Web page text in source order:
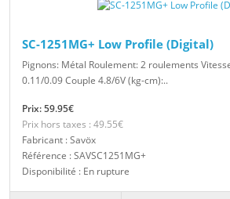
SC-1251MG+ Low Profile (Digital)
Pignons: Métal Roulement: 2 roulements
0.11/0.09 Couple 4.8/6V (kg-cm):..
Prix: 59.95€
Prix hors taxes : 49.55€
Fabricant : Savöx
Référence : SAVSC1251MG+
Disponibilité : En rupture